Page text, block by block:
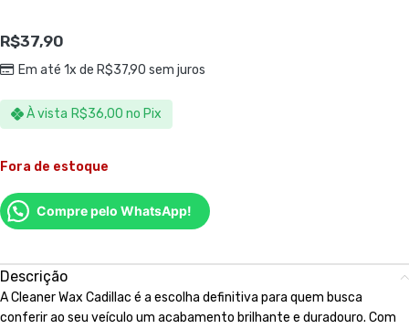
R$37,90
Em até 1x de R$37,90 sem juros
À vista R$36,00 no Pix
Fora de estoque
Compre pelo WhatsApp!
Descrição
A Cleaner Wax Cadillac é a escolha definitiva para quem busca
conferir ao seu veículo um acabamento brilhante e duradouro. Com